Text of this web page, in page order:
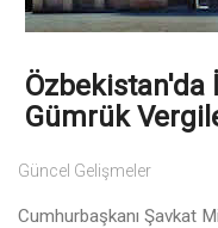
Özbekistan'da
Gümrük
Güncel Gelişmeler
Cumhurbaşkanı Şavkat